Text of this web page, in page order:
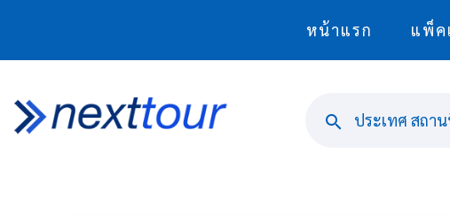
หน้าแรก แพ็ค
ประเทศ สถาน